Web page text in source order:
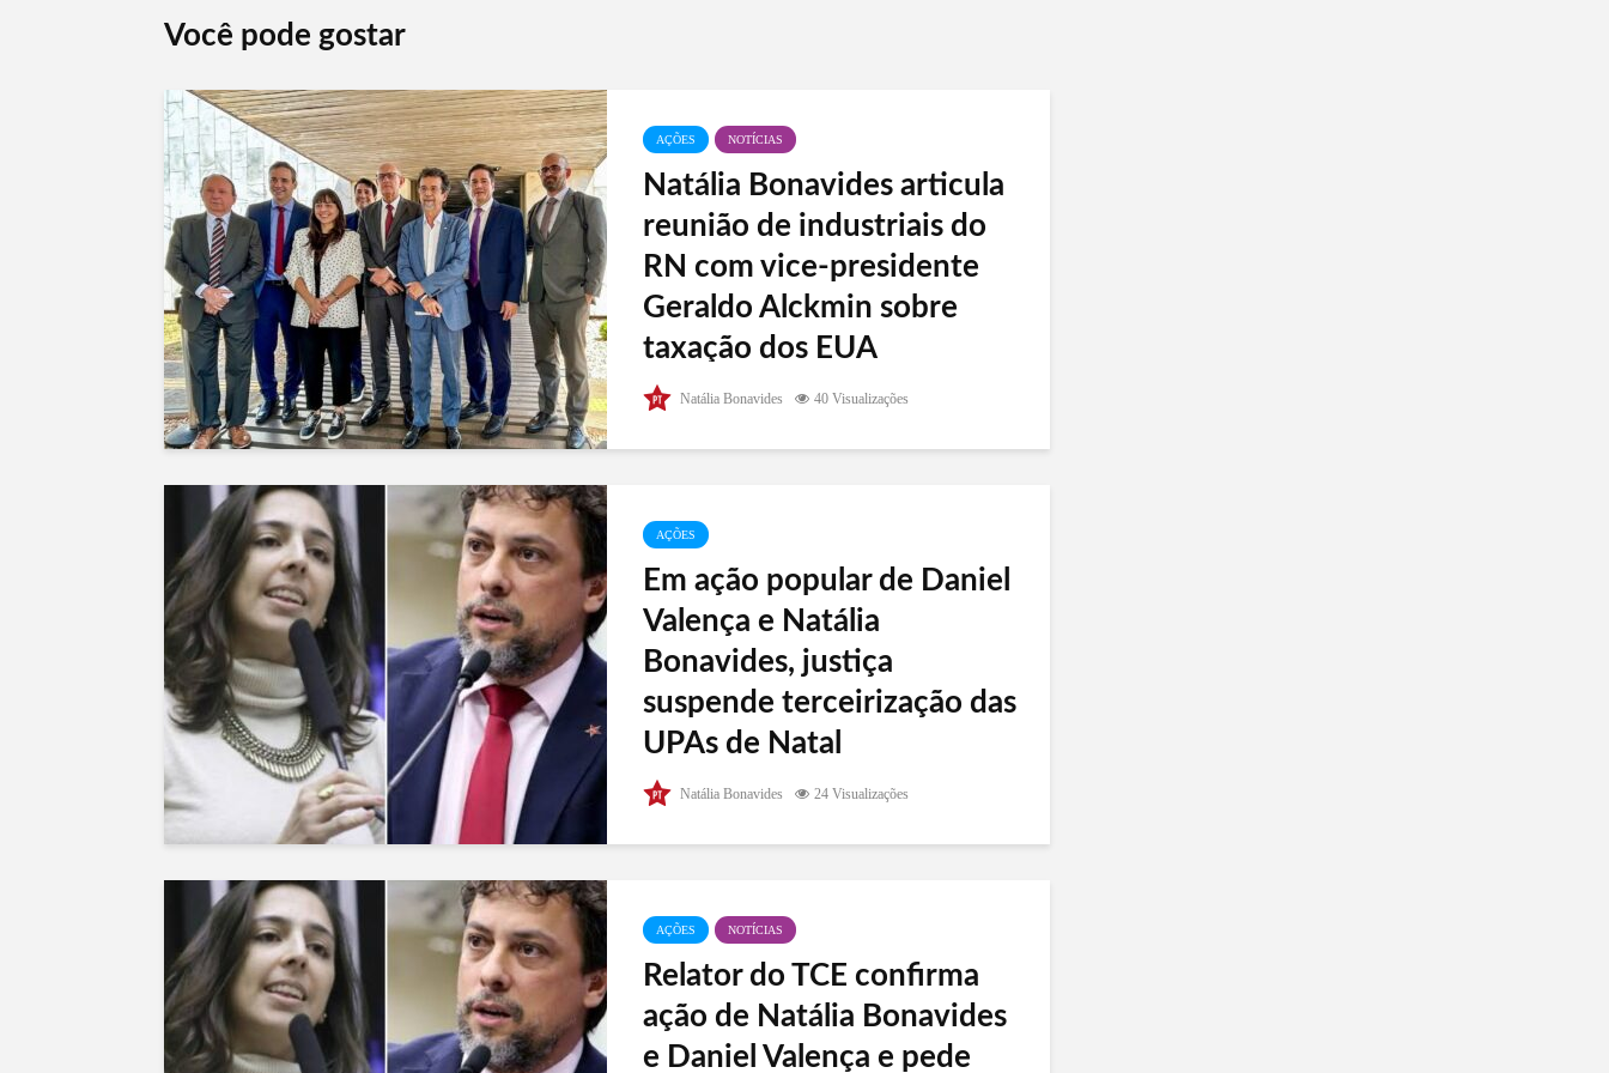
Você pode gostar
AÇÕES NOTÍCIAS
Natália Bonavides articula
reunião de industriais do
RN com vice-presidente
Geraldo Alckmin sobre
taxação dos EUA
Nesta quarta-feira (10), a deputada federal Natália
Bonavides (PT-RN) liderou uma reunião em
Natália Bonavides 40 Visualizações
AÇÕES
Em ação popular de Daniel
Valença e Natália
Bonavides, justiça
suspende terceirização das
UPAs de Natal
No início da tarde desta segunda-feira (8), a 6ª
Vara da Fazenda Pública suspende a terceirização
Natália Bonavides 24 Visualizações
AÇÕES NOTÍCIAS
Relator do TCE confirma
ação de Natália Bonavides
e Daniel Valença e pede